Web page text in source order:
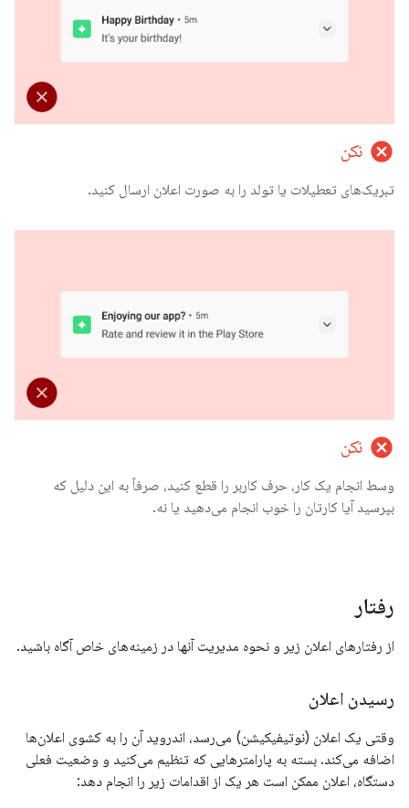
cancel نکن
تبریک‌های تعطیلات یا تولد را به صورت اعلان ارسال کنید.
cancel نکن
وسط انجام یک کار، حرف کاربر را قطع کنید، صرفاً به این دلیل که
بپرسید آیا کارتان را خوب انجام می‌دهید یا نه.
رفتار
از رفتارهای اعلان زیر و نحوه مدیریت آنها در زمینه‌های خاص آگاه باشید.
رسیدن اعلان
وقتی یک اعلان (نوتیفیکیشن) می‌رسد، اندروید آن را به کشوی اعلان‌ها
اضافه می‌کند. بسته به پارامترهایی که تنظیم می‌کنید و وضعیت فعلی
دستگاه، اعلان ممکن است هر یک از اقدامات زیر را انجام دهد: